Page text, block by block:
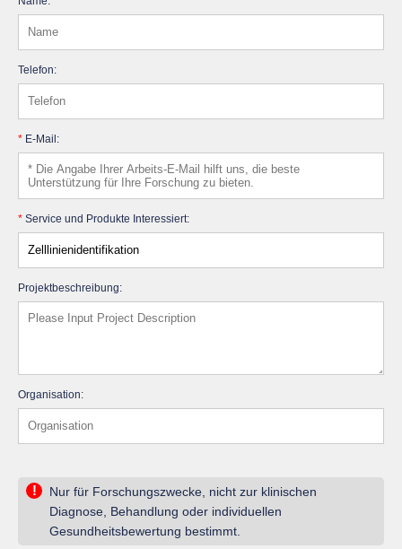
Telefon:
* E-Mail:
* Service und Produkte Interessiert:
Projektbeschreibung:
Organisation:
!
Nur für Forschungszwecke, nicht zur klinischen
Diagnose, Behandlung oder individuellen
Gesundheitsbewertung bestimmt.